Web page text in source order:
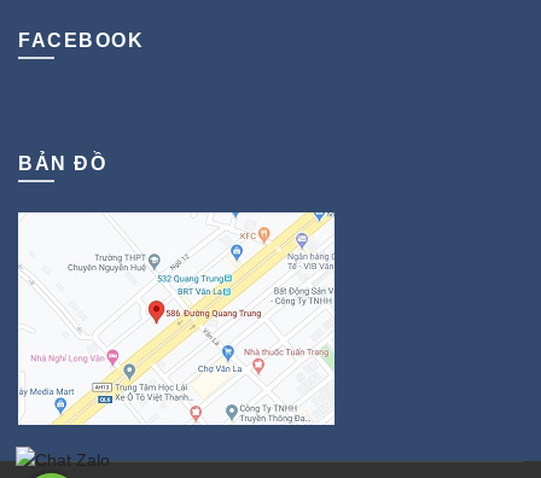
FACEBOOK
BẢN ĐỒ